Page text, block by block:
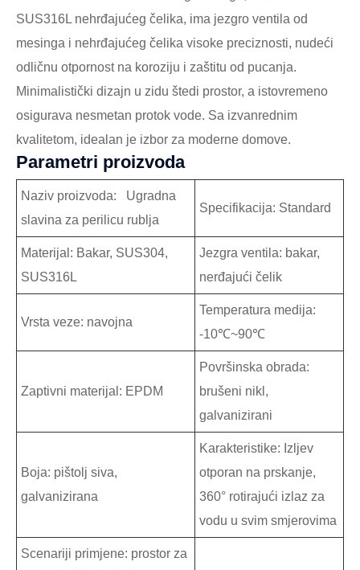
SUS316L nehrđajućeg čelika, ima jezgro ventila od
mesinga i nehrđajućeg čelika visoke preciznosti, nudeći
odličnu otpornost na koroziju i zaštitu od pucanja.
Minimalistički dizajn u zidu štedi prostor, a istovremeno
osigurava nesmetan protok vode. Sa izvanrednim
kvalitetom, idealan je izbor za moderne domove.
Parametri proizvoda
Naziv proizvoda: Ugradna
slavina za perilicu rublja
Specifikacija: Standard
Materijal: Bakar, SUS304,
SUS316L
Jezgra ventila: bakar,
nerđajući čelik
Vrsta veze: navojna
Temperatura medija:
-10℃~90℃
Zaptivni materijal: EPDM
Površinska obrada:
brušeni nikl,
galvanizirani
Boja: pištolj siva,
galvanizirana
Karakteristike: Izljev
otporan na prskanje,
360° rotirajući izlaz za
vodu u svim smjerovima
Scenariji primjene: prostor za